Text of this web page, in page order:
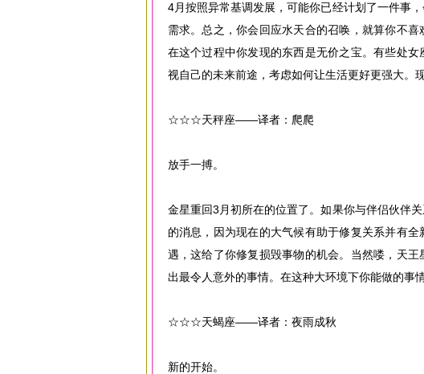
4月按照异常基调发展，可能你已经计划了一件事
需求。总之，你会回应水天合的召唤，就算你不
在这个过程中你发现的东西是无价之宝。有些处
视自己的未来前途，考虑如何让生活更好更强大。
☆☆☆天秤座——译者：爬爬
放手一搏。
金星重回3月初所在的位置了。如果你与伴侣伙伴
的消息，因为现在的大气候有助于修复关系并有
遇，这给了你修复损毁事物的机会。当然喽，天
出最令人意外的事情。在这种大环境下你能做的事
☆☆☆天蝎座——译者：夜雨成秋
新的开始。